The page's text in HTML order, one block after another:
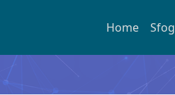
Home